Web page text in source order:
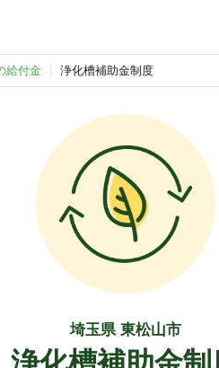
給付金 浄化槽補助金制度
埼玉県 東松山市